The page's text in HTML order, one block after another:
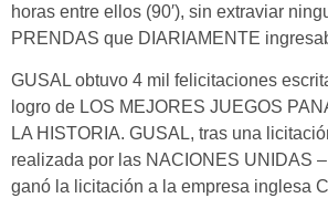
horas entre ellos (90′), sin extraviar
PRENDAS que DIARIAMENTE
GUSAL obtuvo 4 mil felicitaciones
logro de LOS MEJORES JUEGOS
LA HISTORIA. GUSAL, tras una
realizada por las NACIONES UNIDAS
ganó la licitación a la empresa inglesa